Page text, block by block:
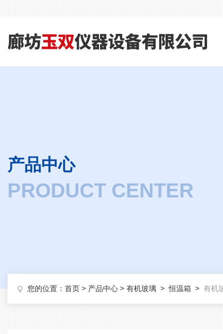
产品中心
PRODUCT CENTER
您的位置： 首页 > 产品中心 > 有机玻璃 >恒温箱 > 有机